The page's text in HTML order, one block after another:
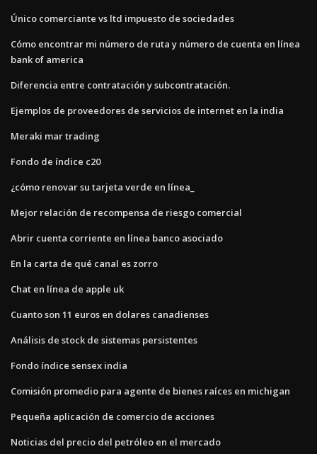
Único comerciante vs ltd impuesto de sociedades
Cómo encontrar mi número de ruta y número de cuenta en línea
bank of america
Diferencia entre contratación y subcontratación.
Ejemplos de proveedores de servicios de internet en la india
Meraki mar trading
Fondo de índice c20
¿cómo renovar su tarjeta verde en línea_
Mejor relación de recompensa de riesgo comercial
Abrir cuenta corriente en línea banco asociado
En la carta de qué canal es zorro
Chat en línea de apple uk
Cuanto son 11 euros en dolares canadienses
Análisis de stock de sistemas persistentes
Fondo índice sensex india
Comisión promedio para agente de bienes raíces en michigan
Pequeña aplicación de comercio de acciones
Noticias del precio del petróleo en el mercado